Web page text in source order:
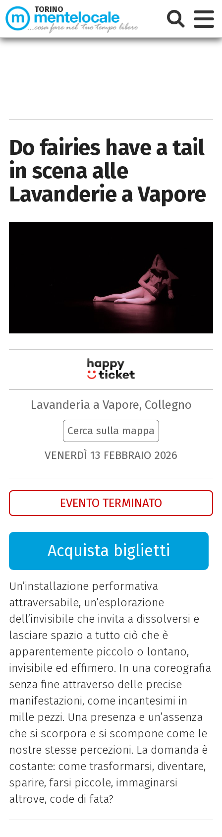
Do fairies have a tail
in scena alle
Lavanderie a Vapore
Lavanderia a Vapore, Collegno
Cerca sulla mappa
VENERDÌ 13 FEBBRAIO 2026
EVENTO TERMINATO
Acquista biglietti
Un’installazione performativa
attraversabile, un’esplorazione
dell’invisibile che invita a dissolversi e
lasciare spazio a tutto ciò che è
apparentemente piccolo o lontano,
invisibile ed effimero. In una coreografia
senza fine attraverso delle precise
manifestazioni, come incantesimi in
mille pezzi. Una presenza e un’assenza
che si scorpora e si scompone come le
nostre stesse percezioni. La domanda è
costante: come trasformarsi, diventare,
sparire, farsi piccole, immaginarsi
altrove, code di fata?
TORINO